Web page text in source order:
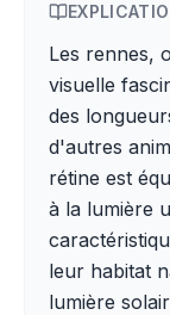
Les rennes,
visuelle
des
d'autres
rétine est
à la lumière
leur habitat
lumière